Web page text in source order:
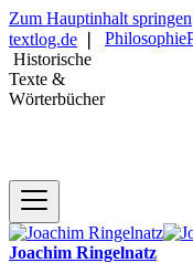
Zum Hauptinhalt springen
textlog.de
Historische
Texte &
Wörterbücher
Philosophie
Joachim Ringelnatz